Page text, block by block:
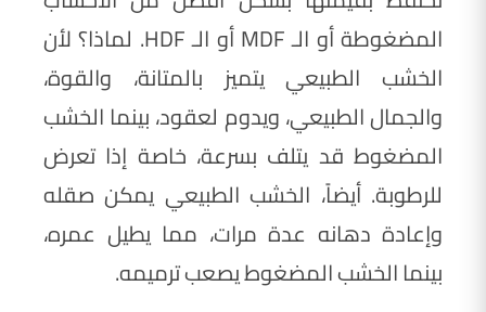
المضغوطة أو الـ MDF أو الـ HDF. لماذا؟ لأن
الخشب الطبيعي يتميز بالمتانة، والقوة،
والجمال الطبيعي، ويدوم لعقود، بينما الخشب
المضغوط قد يتلف بسرعة، خاصة إذا تعرض
للرطوبة. أيضاً، الخشب الطبيعي يمكن صقله
وإعادة دهانه عدة مرات، مما يطيل عمره،
بينما الخشب المضغوط يصعب ترميمه.